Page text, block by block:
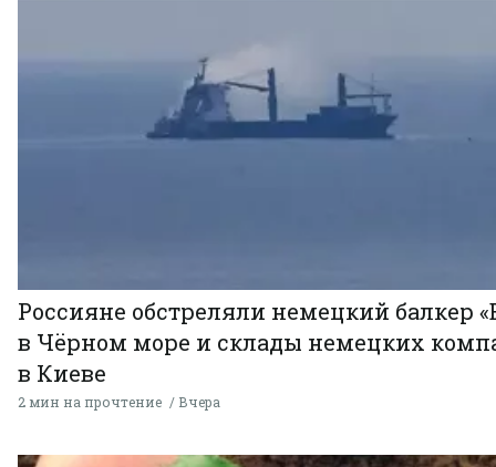
Россияне обстреляли немецкий балкер
в Чёрном море и склады немецких
в Киеве
2 мин на прочтение Вчера